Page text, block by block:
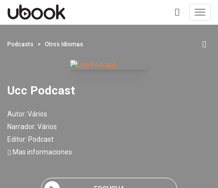
+
Podcasts Otros Idiomas
Ucc Podcast
Autor: Vários
Narrador: Vários
Editor: Podcast
Mas informaciones